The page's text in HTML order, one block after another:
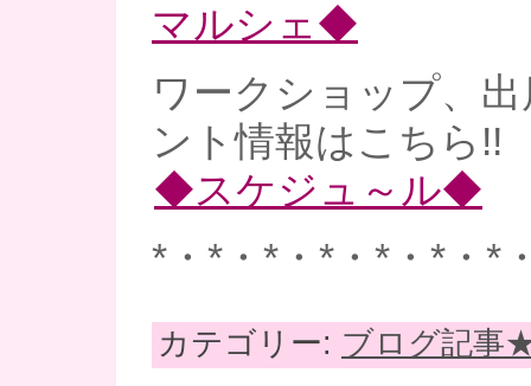
マルシェ◆
ワークショップ、
ント情報はこちら!!
◆スケジュ～ル◆
*・*・*・*・*・*・*
カテゴリー: ブログ記事